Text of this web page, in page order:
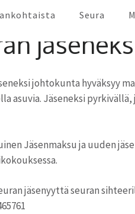
Seura
johtokunta hyväksyy
asuvia. Jäseneksi
Jäsenmaksu ja uuden
jäsenyyttä seuran